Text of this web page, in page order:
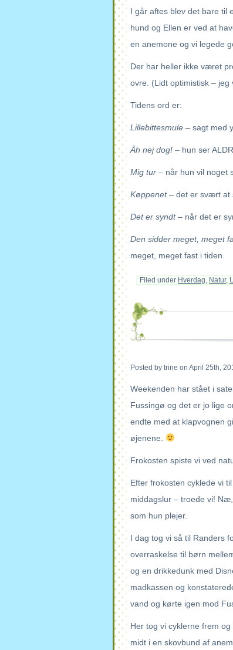
I går aftes blev det bare til
hund og Ellen er ved at
en anemone og vi legede
Der har heller ikke været
ovre. (Lidt optimistisk – jeg
Tidens ord er:
Lillebittesmule – sagt med
Åh nej dog! – hun ser
Mig tur – når hun vil noget
Køppenet– det er svært at
Det er syndt– når det er
Den sidder meget, meget
meget, meget fast i tiden.
Filed under Hverdag, Natur,
Posted by trine on April 25th,
Weekenden har stået i
Fussingø og det er jo lige
endte med at klapvognen
øjenene.
Frokosten spiste vi ved
Efter frokosten cyklede vi
middagslur – troede vi!
som hun plejer.
I dag tog vi så til Randers
overraskelse til børn
og en drikkedunk med
madkassen og
vand og kørte igen mod
Her tog vi cyklerne frem
midt i en skovbund af